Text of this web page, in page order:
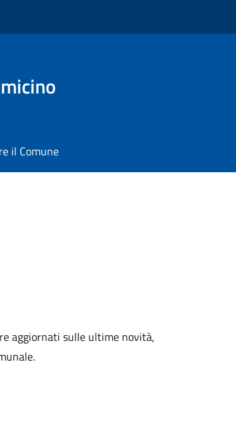
il Comune
aggiornati sulle ultime novità,